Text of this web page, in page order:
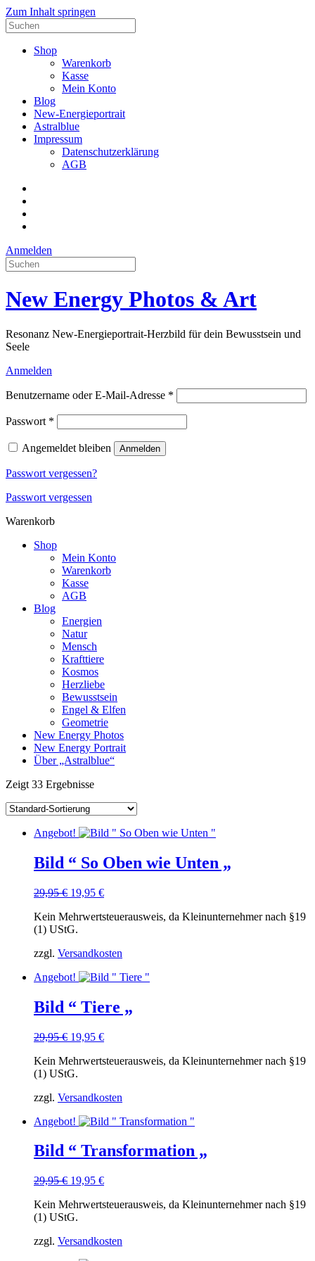
Zum Inhalt springen
Suche
nach:
Shop
Warenkorb
Kasse
Mein Konto
Blog
New-Energieportrait
Astralblue
Impressum
Datenschutzerklärung
AGB
Anmelden
Suche
nach:
New Energy Photos & Art
Resonanz New-Energieportrait-Herzbild für dein Bewusstsein und
Seele
Anmelden
Benutzername oder E-Mail-Adresse *
Passwort *
Angemeldet bleiben Anmelden
Passwort vergessen?
Passwort vergessen
Warenkorb
Shop
Mein Konto
Warenkorb
Kasse
AGB
Blog
Energien
Natur
Mensch
Krafttiere
Kosmos
Herzliebe
Bewusstsein
Engel & Elfen
Geometrie
New Energy Photos
New Energy Portrait
Über „Astralblue“
Zeigt 33 Ergebnisse
Angebot!
Bild “ So Oben wie Unten „
29,95€ Ursprünglicher
war:
29,95 €
19,95 €Aktueller
ist:
Kein Mehrwertsteuerausweis, da Kleinunternehmer nach §19
(1) UStG.
zzgl. Versandkosten
Angebot!
Bild “ Tiere „
29,95€ Ursprünglicher
war:
29,95 €
19,95 €Aktueller
ist:
Kein Mehrwertsteuerausweis, da Kleinunternehmer nach §19
(1) UStG.
zzgl. Versandkosten
Angebot!
Bild “ Transformation „
29,95€ Ursprünglicher
war:
29,95 €
19,95 €Aktueller
ist:
Kein Mehrwertsteuerausweis, da Kleinunternehmer nach §19
(1) UStG.
zzgl. Versandkosten